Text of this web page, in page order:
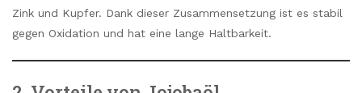
Zink und Kupfer. Dank dieser Zusammensetzung ist es stabil
gegen Oxidation und hat eine lange Haltbarkeit.